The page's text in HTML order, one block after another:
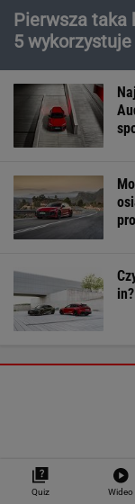
Pierwsza taka
5
Quiz Wideo